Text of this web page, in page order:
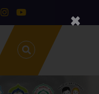
×